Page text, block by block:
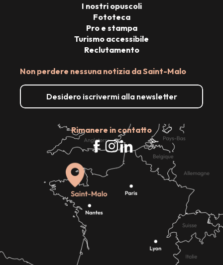
Non perdere nessuna notizia da Saint-Malo
Desidero iscrivermi alla newsletter
Rimanere in contatto
I nostri opuscoli
Fototeca
Pro e stampa
Turismo accessibile
Reclutamento